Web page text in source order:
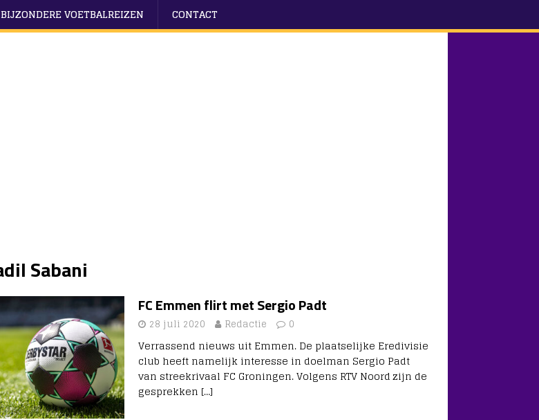
BIJZONDERE VOETBALREIZEN CONTACT
Sabani
FC Emmen flirt met Sergio Padt
28 juli 2020 Redactie 0
Verrassend nieuws uit Emmen. De plaatselijke Eredivisie
club heeft namelijk interesse in doelman Sergio Padt
van streekrivaal FC Groningen. Volgens RTV Noord zijn de
gesprekken […]